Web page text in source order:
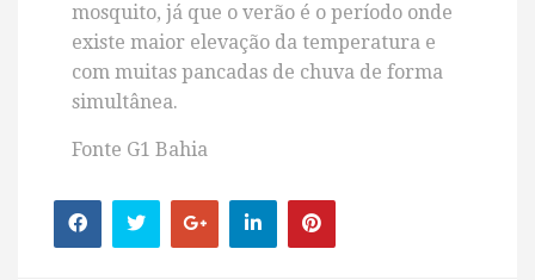
mosquito, já que o verão é o período onde
existe maior elevação da temperatura e
com muitas pancadas de chuva de forma
simultânea.
Fonte G1 Bahia